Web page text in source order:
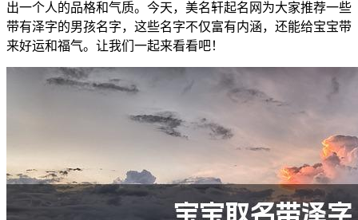
出一个人的品格和气质。今天，美名轩起名网为大家推荐一些
带有泽字的男孩名字，这些名字不仅富有内涵，还能给宝宝带
来好运和福气。让我们一起来看看吧！